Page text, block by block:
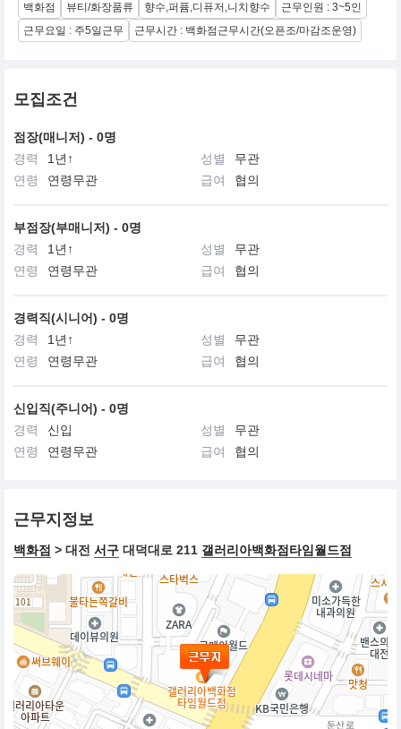
백화점 뷰티/화장품류 향수,퍼퓸,디퓨저,니치향수
근무인원 : 3~5인
근무요일 : 주5일근무
근무시간 : 백화점근무시간(오픈조/마감조운영)
모집조건
점장(매니저) - 0명
경력
1년↑ 성별
무관
연령
연령무관 급여 협의
부점장(부매니저) - 0명
경력
1년↑ 성별
무관
연령
연령무관 급여 협의
경력직(시니어) - 0명
경력
1년↑ 성별
무관
연령
연령무관 급여 협의
신입직(주니어) - 0명
경력
신입 성별
무관
연령
연령무관 급여 협의
근무지정보
백화점 > 대전 서구 대덕대로 211 갤러리아백화점타임월드점